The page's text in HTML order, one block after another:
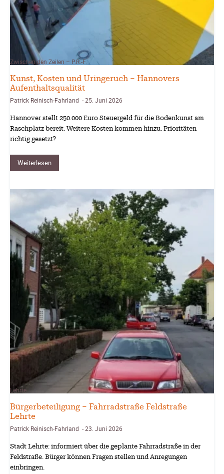
Zwischen den Zeilen – P.R.-F.
Kunst, Kosten und Uringeruch – Hannovers
Aufenthaltsqualität
Patrick Reinisch-Fahrland -25. Juni 2026
Hannover stellt 250.000 Euro Steuergeld für die Bodenkunst am
Raschplatz bereit. Weitere Kosten kommen hinzu. Prioritäten
richtig gesetzt?
Weiterlesen
Lehrte
Bürgerbeteiligung – Fahrradstraße Feldstraße
Lehrte
Patrick Reinisch-Fahrland -23. Juni 2026
Stadt Lehrte: informiert über die geplante Fahrradstraße in der
Feldstraße. Bürger können Fragen stellen und Anregungen
einbringen.